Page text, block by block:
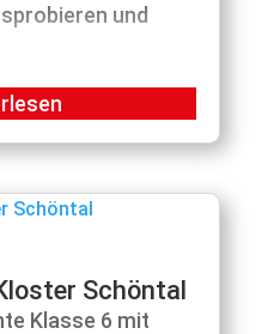
und
Schöntal
Klasse 6 mit